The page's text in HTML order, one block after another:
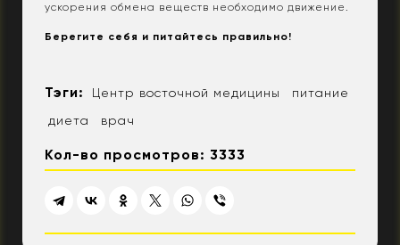
ускорения обмена веществ необходимо движение.
Берегите себя и питайтесь правильно!
Тэги: Центр восточной медицины
питание
диета
врач
Кол-во просмотров: 3333